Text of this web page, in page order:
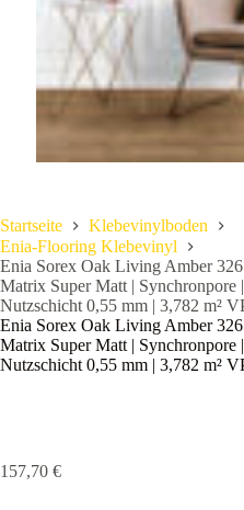
Startseite
Klebevinylboden
Enia-Flooring Klebevinyl
Enia Sorex Oak Living Amber
Matrix Super Matt | Synchronpore
Nutzschicht 0,55 mm | 3,782 m²
Enia Sorex Oak Living Amber
Matrix Super Matt | Synchronpore
Nutzschicht 0,55 mm | 3,782 m²
157,70 €